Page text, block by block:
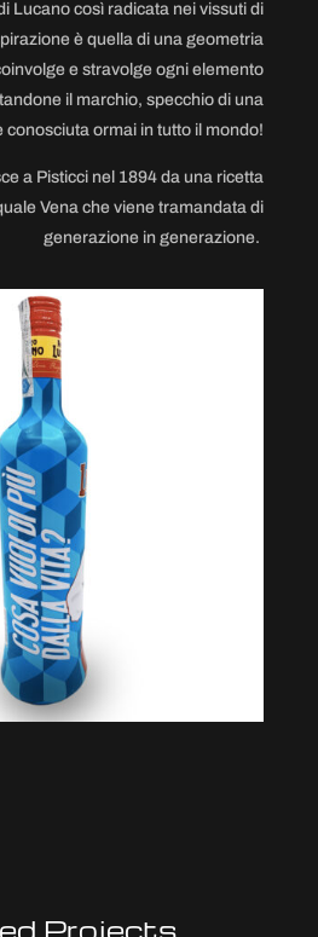
Lucano così radicata nei vissuti di
è quella di una geometria
e stravolge ogni elemento
il marchio, specchio di una
conosciuta ormai in tutto il mondo!
a Pisticci nel 1894 da una ricetta
Vena che viene tramandata di
generazione in generazione.
Projects